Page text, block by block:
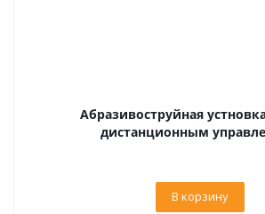
Абразивоструйная
дистанционным
В корзину